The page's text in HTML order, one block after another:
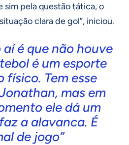
sim pela questão tática, o
clara de gol”, iniciou.
aí é que não houve
é um esporte
físico. Tem esse
mas em
ele dá um
a alavanca. É
de jogo”